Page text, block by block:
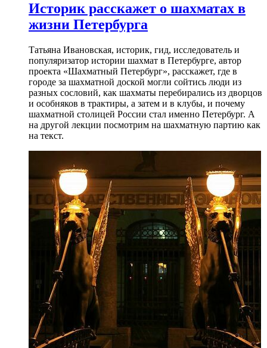
Историк расскажет о шахматах в
жизни Петербурга
Татьяна Ивановская, историк, гид, исследователь и
популяризатор истории шахмат в Петербурге, автор
проекта «Шахматный Петербург», расскажет, где в
городе за шахматной доской могли сойтись люди из
разных сословий, как шахматы перебирались из дворцов
и особняков в трактиры, а затем и в клубы, и почему
шахматной столицей России стал именно Петербург. А
на другой лекции посмотрим на шахматную партию как
на текст.